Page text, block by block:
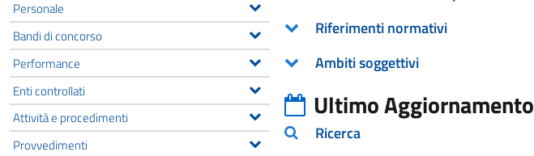
Personale
Bandi di concorso
Performance
Enti controllati
Attività e procedimenti
Provvedimenti
Riferimenti normativi
Ambiti soggettivi
Ultimo Aggiornamento
Ricerca